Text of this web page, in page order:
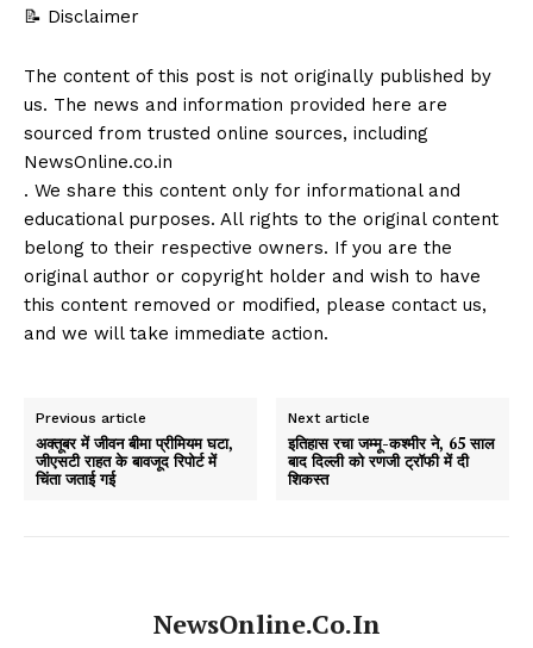
📝 Disclaimer
The content of this post is not originally published by
us. The news and information provided here are
sourced from trusted online sources, including
NewsOnline.co.in
. We share this content only for informational and
educational purposes. All rights to the original content
belong to their respective owners. If you are the
original author or copyright holder and wish to have
this content removed or modified, please contact us,
and we will take immediate action.
Previous article
अक्तूबर में जीवन बीमा प्रीमियम घटा,
जीएसटी राहत के बावजूद रिपोर्ट में
चिंता जताई गई
Next article
इतिहास रचा जम्मू-कश्मीर ने, 65 साल
बाद दिल्ली को रणजी ट्रॉफी में दी
शिकस्त
NewsOnline.co.in